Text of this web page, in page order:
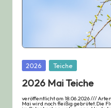
Posted
in2026 Teiche
2026 Mai Teiche
veröffentlicht am 18.06.2026 ///
Mai wird noch fleißig gebrütet.Die